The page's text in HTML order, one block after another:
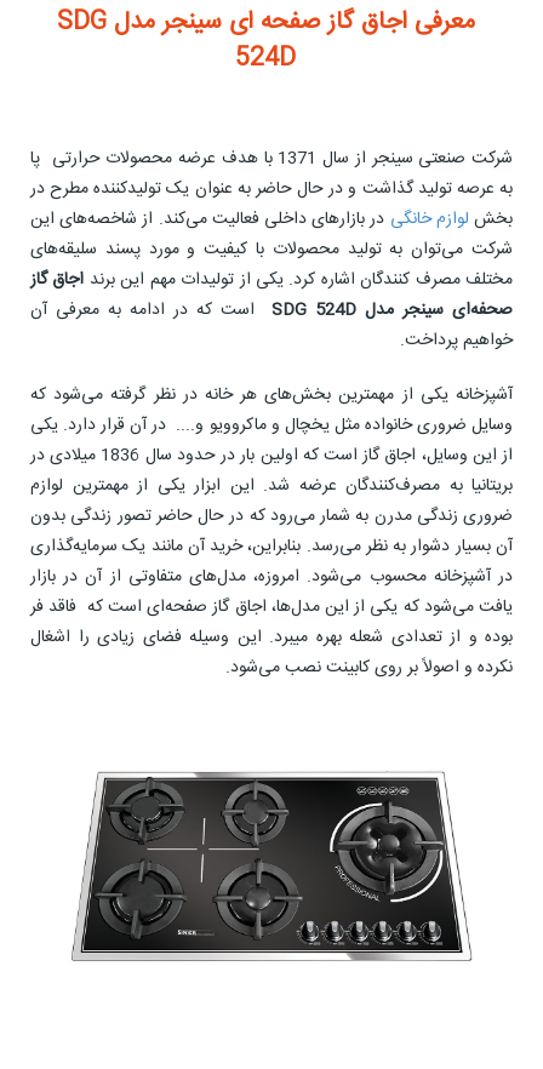
معرفی اجاق گاز صفحه ای سینجر مدلSDG
524D
شرکت صنعتی سینجر از سال 1371 با هدف عرضه محصولات حرارتی پا
به عرصه تولید گذاشت و در حال حاضر به عنوان یک تولید‌کننده مطرح در
بخش لوازم خانگی در بازارهای داخلی فعالیت می‌کند. از شاخصه‌های این
شرکت می‌توان به تولید محصولات با کیفیت و مورد پسند سلیقه‌های
مختلف مصرف کنندگان اشاره کرد. یکی از تولیدات مهم این برند اجاق گاز
صحفه‌ای سینجر مدل SDG 524D است که در ادامه به معرفی آن
خواهیم پرداخت.
آشپزخانه یکی از مهمترین بخش‌های هر خانه در نظر گرفته می‌شود که
وسایل ضروری خانواده مثل یخچال و ماکروویو و.... در آن قرار دارد. یکی
از این وسایل، اجاق گاز است که اولین بار در حدود سال 1836 میلادی در
بریتانیا به مصرف‌کنندگان عرضه شد. این ابزار یکی از مهمترین لوازم
ضروری زندگی مدرن به شمار می‌رود که در حال حاضر تصور زندگی بدون
آن بسیار دشوار به نظر می‌رسد. بنابراین، خرید آن مانند یک سرمایه‌گذاری
در آشپزخانه محسوب می‌شود. امروزه، مدل‌های متفاوتی از آن در بازار
یافت می‌شود که یکی از این مدل‌ها، اجاق گاز صفحه‌ای است که فاقد فر
بوده و از تعدادی شعله بهره میبرد. این وسیله فضای زیادی را اشغال
نکرده و اصولاً بر روی کابینت نصب می‌شود.